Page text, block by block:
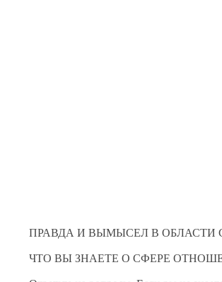
ПРАВДА И ВЫМЫСЕЛ В ОБЛАСТИ
ЧТО ВЫ ЗНАЕТЕ О СФЕРЕ